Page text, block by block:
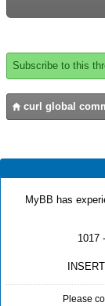
Subscribe to this
curl global
MyBB has
1017
Please